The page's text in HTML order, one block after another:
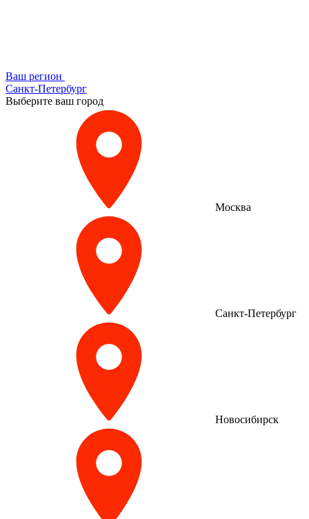
Ваш регион
Санкт-Петербург
Выберите ваш город
Москва
Санкт-Петербург
Новосибирск